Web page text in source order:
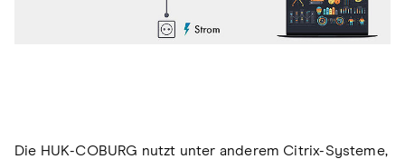
Die HUK-COBURG nutzt unter anderem Citrix-Systeme,